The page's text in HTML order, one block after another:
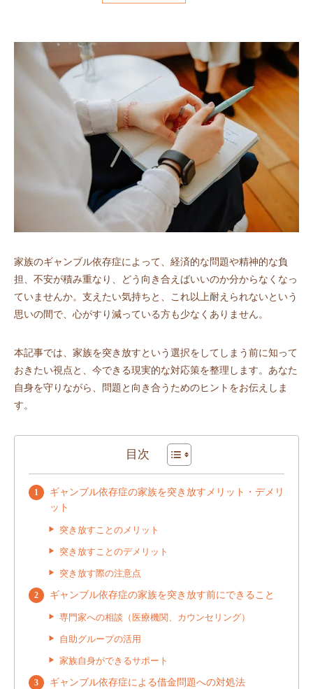
家族のギャンブル依存症によって、経済的な問題や精神的な負
担、不安が積み重なり、どう向き合えばいいのか分からなくなっ
ていませんか。支えたい気持ちと、これ以上耐えられないという
思いの間で、心がすり減っている方も少なくありません。
本記事では、家族を突き放すという選択をしてしまう前に知って
おきたい視点と、今できる現実的な対応策を整理します。あなた
自身を守りながら、問題と向き合うためのヒントをお伝えしま
す。
目次
ギャンブル依存症の家族を突き放すメリット・デメリ
ット
突き放すことのメリット
突き放すことのデメリット
突き放す際の注意点
ギャンブル依存症の家族を突き放す前にできること
専門家への相談（医療機関、カウンセリング）
自助グループの活用
家族自身ができるサポート
ギャンブル依存症による借金問題への対処法